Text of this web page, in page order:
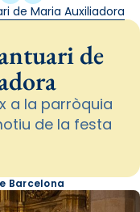
de Maria Auxiliadora
de
a la parròquia
de la festa
Barcelona